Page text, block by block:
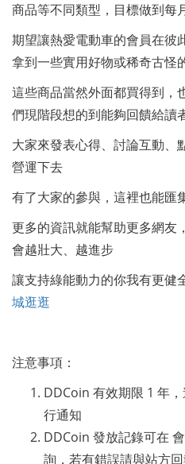
商品等不同類型，目標做到每
期望讓熱愛電動車的會員在彼
拿到一些實用好物或稀奇古怪
這些商品當然外面都買得到，
們現階段想的到能夠回饋給讀
大家來發表心得、討論互動、
營運下去
有了大家的參與，這裡也能匯
更多的資訊就能幫助更多網友
會越壯大、越進步
讓支持綠能動力的你我有更健
城逛逛
注意事項：
DDCoin 有效期限 1 年
行通知
DDCoin 發放記錄可在
詢，若有錯誤請與站方回